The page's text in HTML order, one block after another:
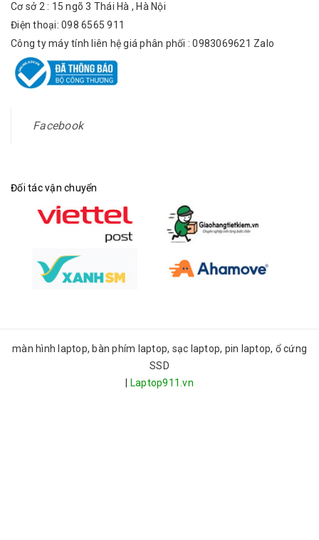
Cơ sở 2 : 15 ngõ 3 Thái Hà , Hà Nội
Điện thoại: 098 6565 911
Công ty máy tính liên hệ giá phân phối : 0983069621 Zalo
Facebook
Đối tác vận chuyển
màn hình laptop, bàn phím laptop, sạc laptop, pin laptop, ổ cứng
SSD
Laptop911.vn